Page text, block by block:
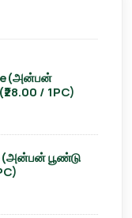
/ 1PC)
பூண்டு